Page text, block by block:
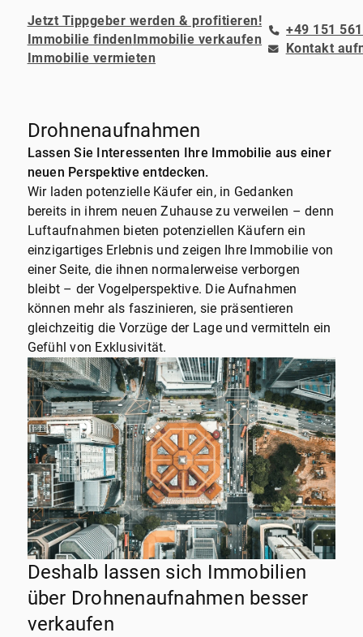
Jetzt Tippgeber werden & profitieren!
Immobilie findenImmobilie verkaufen
Immobilie vermieten
+49 151
Kontakt
Drohnenaufnahmen
Lassen Sie Interessenten Ihre Immobilie aus einer
neuen Perspektive entdecken.
Wir laden potenzielle Käufer ein, in Gedanken
bereits in ihrem neuen Zuhause zu verweilen – denn
Luftaufnahmen bieten potenziellen Käufern ein
einzigartiges Erlebnis und zeigen Ihre Immobilie von
einer Seite, die ihnen normalerweise verborgen
bleibt – der Vogelperspektive. Die Aufnahmen
können mehr als faszinieren, sie präsentieren
gleichzeitig die Vorzüge der Lage und vermitteln ein
Gefühl von Exklusivität.
Deshalb lassen sich Immobilien
über Drohnenaufnahmen besser
verkaufen